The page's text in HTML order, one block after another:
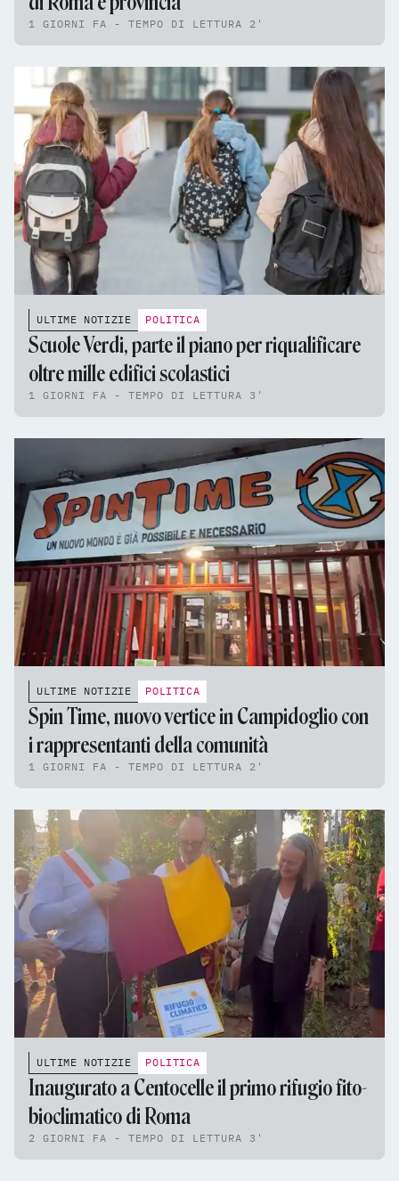
1 GIORNI FA - TEMPO DI LETTURA 2'
ULTIME NOTIZIE POLITICA
Scuole Verdi, parte il piano per riqualificare
oltre mille edifici scolastici
1 GIORNI FA - TEMPO DI LETTURA 3'
ULTIME NOTIZIE POLITICA
Spin Time, nuovo vertice in Campidoglio con
i rappresentanti della comunità
1 GIORNI FA - TEMPO DI LETTURA 2'
ULTIME NOTIZIE POLITICA
Inaugurato a Centocelle il primo rifugio fito-
bioclimatico di Roma
2 GIORNI FA - TEMPO DI LETTURA 3'